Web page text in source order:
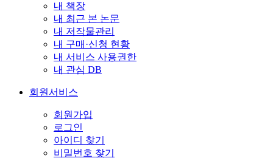
내 책장
내 최근 본 논문
내 저작물관리
내 구매·신청 현황
내 서비스 사용권한
내 관심 DB
회원서비스
회원가입
로그인
아이디 찾기
비밀번호 찾기